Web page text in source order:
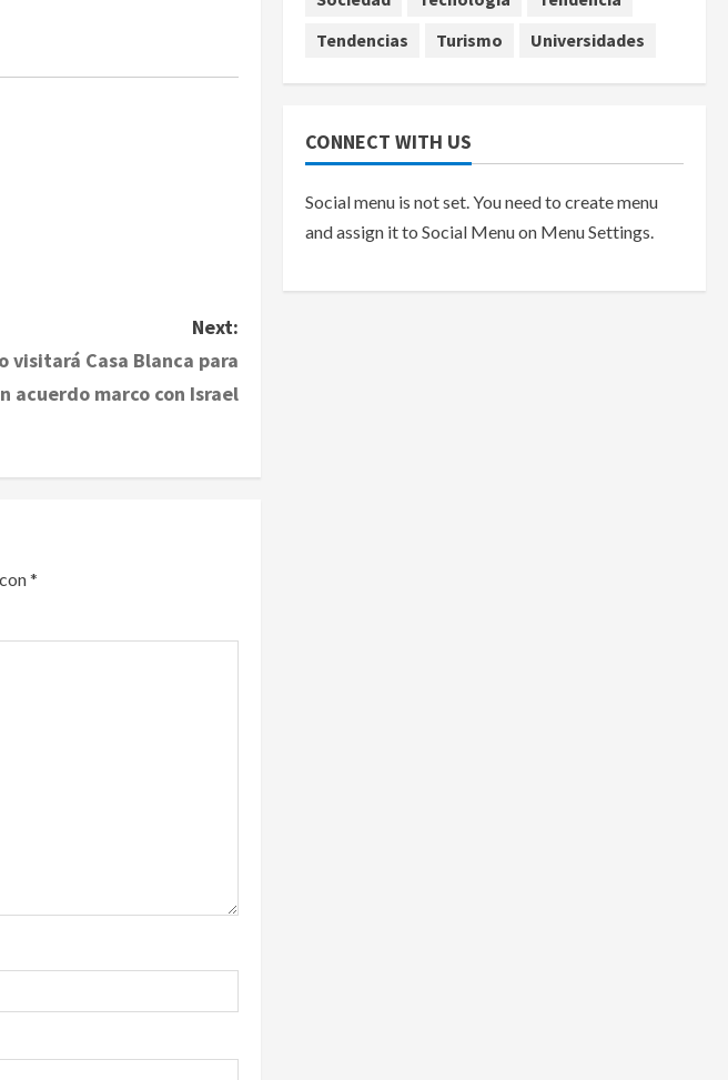
Next:
visitará Casa Blanca para
acuerdo marco con Israel
*
Tendencias
Turismo Universidades
CONNECT WITH US
Social menu is not set. You need to create menu
and assign it to Social Menu on Menu Settings.